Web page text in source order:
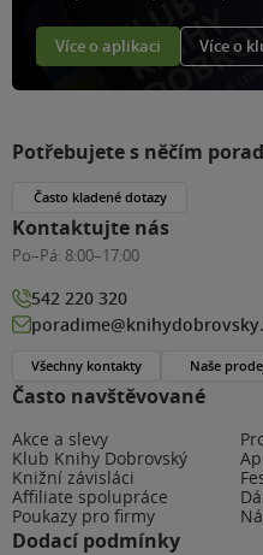
Více o aplikaci Více o
Často navštěvované
Akce a slevy
Klub Knihy Dobrovský
Knižní závisláci
Affiliate spolupráce
Poukazy pro firmy
Dodací podmínky
Potřebujete s něčím
Často kladené dotazy
Kontaktujte nás
Po–Pá: 8:00–17:00
542 220 320
Všechny kontakty Naše